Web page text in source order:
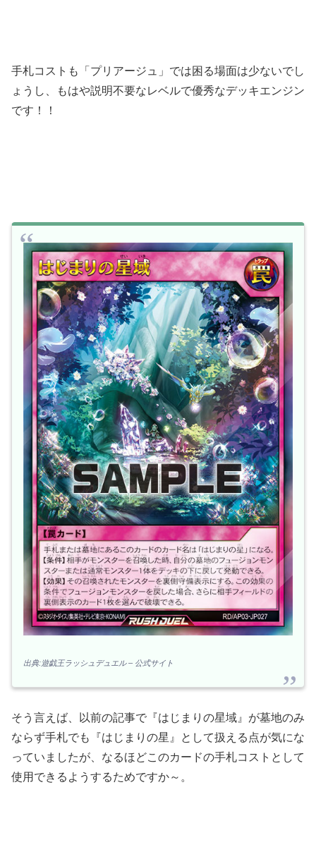
手札コストも「プリアージュ」では困る場面は少ないでし
ょうし、もはや説明不要なレベルで優秀なデッキエンジン
です！！
出典:遊戯王ラッシュデュエル – 公式サイト
そう言えば、以前の記事で『はじまりの星域』が墓地のみ
ならず手札でも『はじまりの星』として扱える点が気にな
っていましたが、なるほどこのカードの手札コストとして
使用できるようするためですか～。